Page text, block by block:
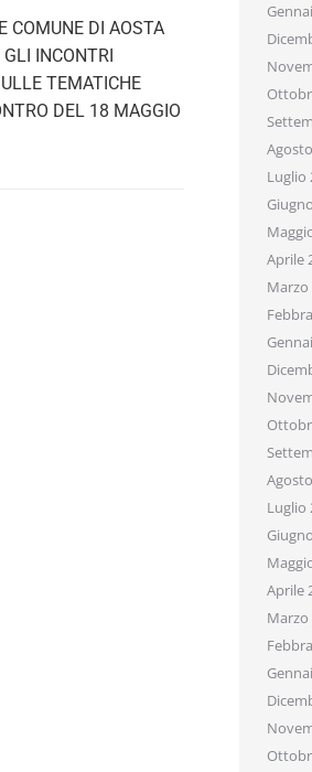
COMUNE DI AOSTA
INCONTRI
TEMATICHE
DEL 18 MAGGIO
Agosto
Luglio
Aprile
Marzo
Agosto
Luglio
Aprile
Marzo